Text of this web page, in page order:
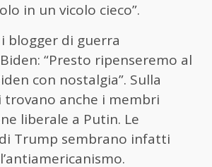
in un vicolo cieco”.
blogger di guerra
“Presto ripenseremo al
con nostalgia”. Sulla
trovano anche i membri
liberale a Putin. Le
Trump sembrano infatti